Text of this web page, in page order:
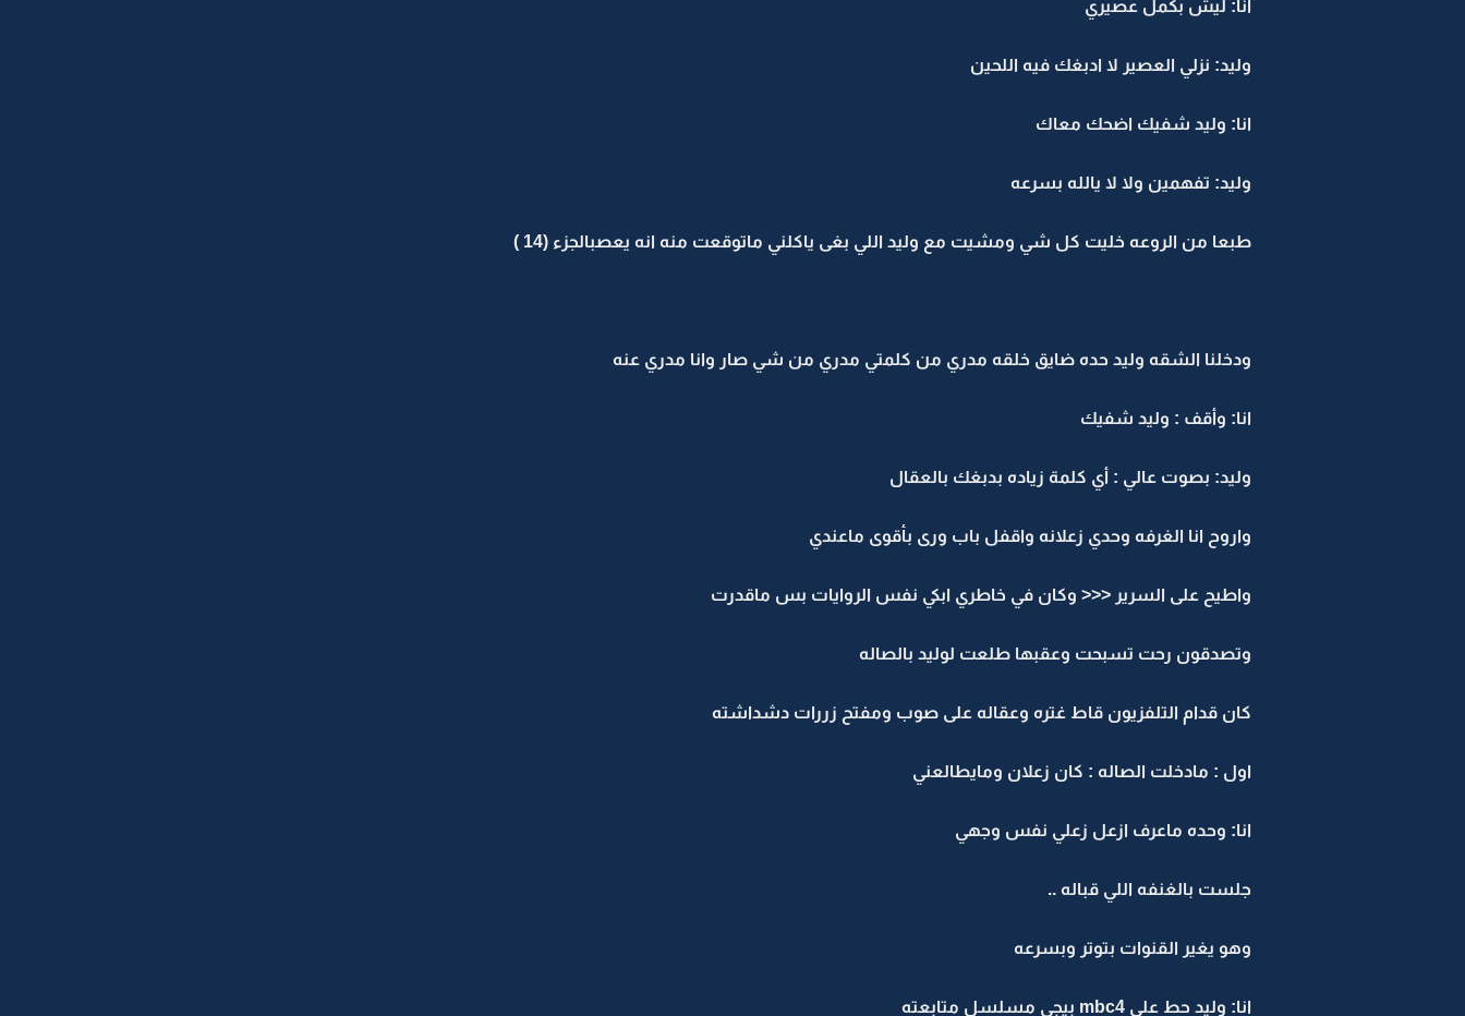
انا: ليش بكمل عصيري
وليد: نزلي العصير لا ادبغك فيه اللحين
انا: وليد شفيك اضحك معاك
وليد: تفهمين ولا لا يالله بسرعه
طبعا من الروعه خليت كل شي ومشيت مع وليد اللي بغى ياكلني ماتوقعت منه انه يعصبالجزء (14 )
ودخلنا الشقه وليد حده ضايق خلقه مدري من كلمتي مدري من شي صار وانا مدري عنه
انا: وأقف : وليد شفيك
وليد: بصوت عالي : أي كلمة زياده بدبغك بالعقال
واروح انا الغرفه وحدي زعلانه واقفل باب ورى بأقوى ماعندي
واطيح على السرير <<< وكان في خاطري ابكي نفس الروايات بس ماقدرت
وتصدقون رحت تسبحت وعقبها طلعت لوليد بالصاله
كان قدام التلفزيون قاط غتره وعقاله على صوب ومفتح زررات دشداشته
اول : مادخلت الصاله : كان زعلان ومايطالعني
انا: وحده ماعرف ازعل زعلي نفس وجهي
جلست بالغنفه اللي قباله ..
وهو يغير القنوات بتوتر وبسرعه
انا: وليد حط على mbc4 بيجي مسلسل متابعته